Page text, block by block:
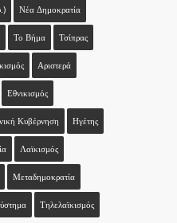
Νέα Δημοκρατία
Το Βήμα Τσίπρας
Αριστερά
Εθνικισμός
Κυβέρνηση Ηγέτης
Λαϊκισμός
Μεταδημοκρατία
Τηλελαϊκισμός